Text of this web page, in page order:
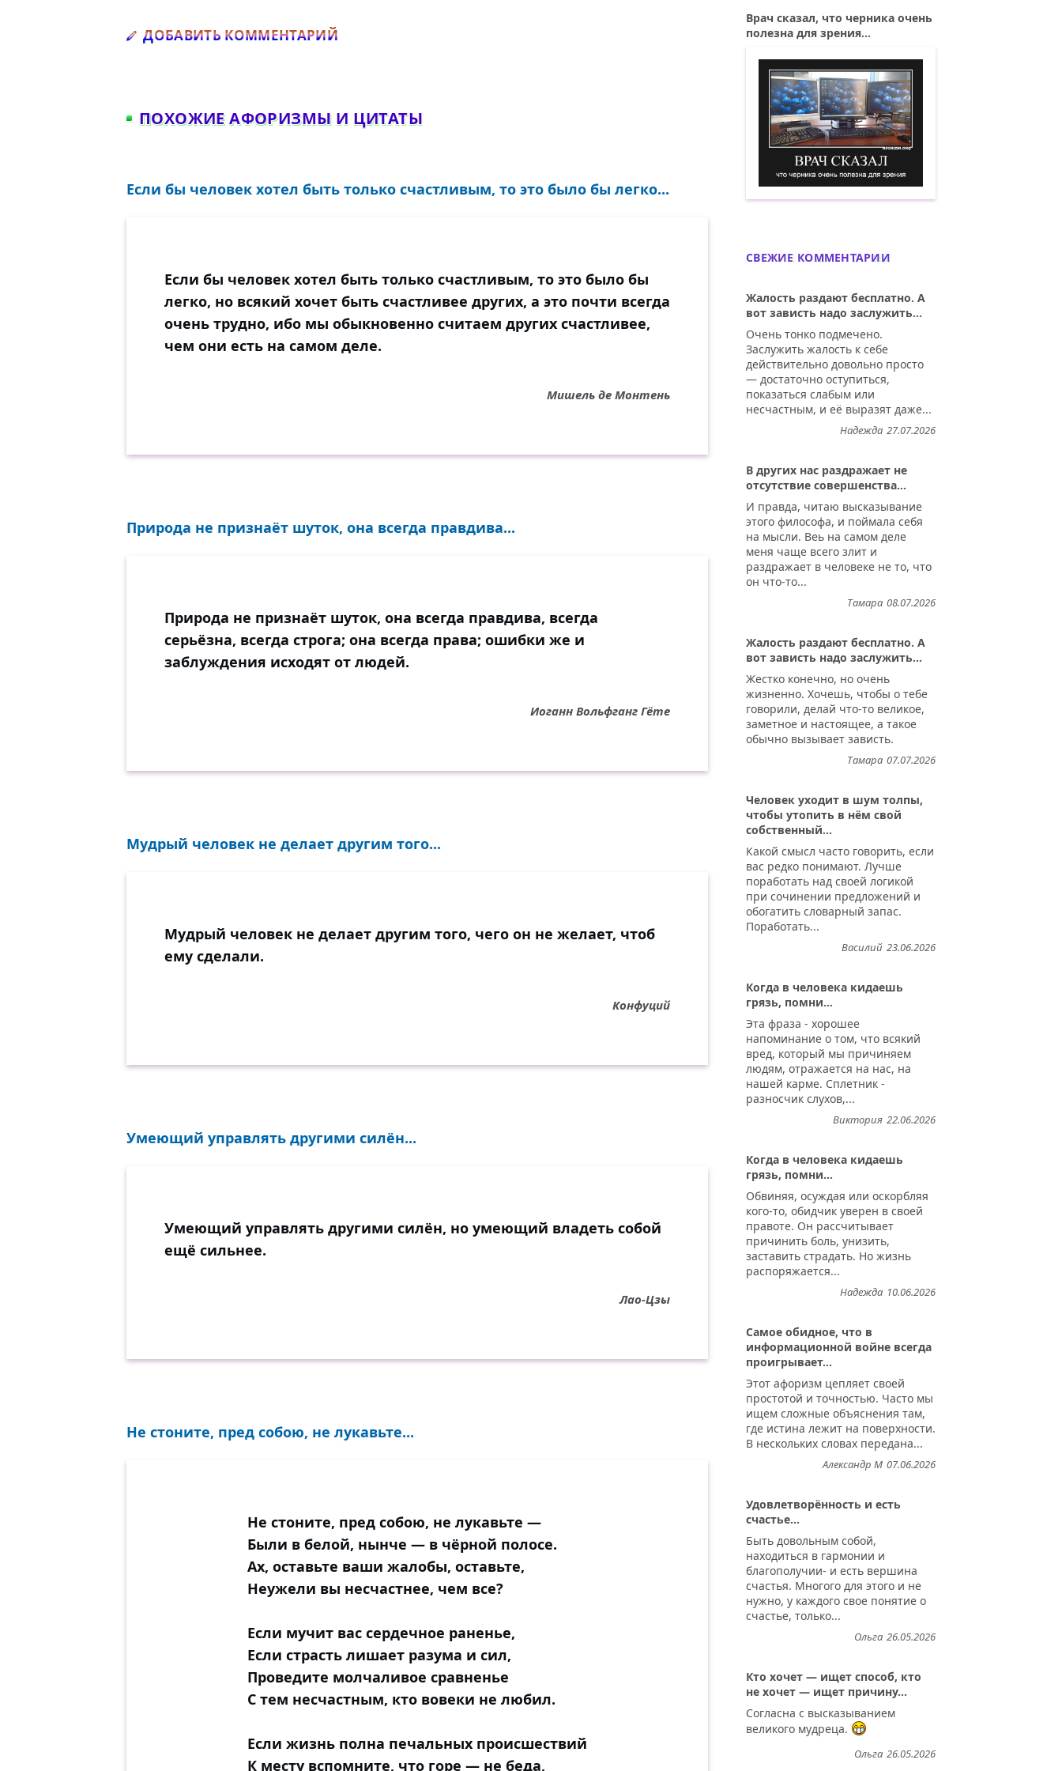
ДОБАВИТЬ КОММЕНТАРИЙ
ПОХОЖИЕ АФОРИЗМЫ И ЦИТАТЫ
Если бы человек хотел быть только счастливым, то это было бы легко...
Если бы человек хотел быть только счастливым, то это было бы
легко, но всякий хочет быть счастливее других, а это почти всегда
очень трудно, ибо мы обыкновенно считаем других счастливее,
чем они есть на самом деле.
Мишель де Монтень
Природа не признаёт шуток, она всегда правдива...
Природа не признаёт шуток, она всегда правдива, всегда
серьёзна, всегда строга; она всегда права; ошибки же и
заблуждения исходят от людей.
Иоганн Вольфганг Гёте
Мудрый человек не делает другим того...
Мудрый человек не делает другим того, чего он не желает, чтоб
ему сделали.
Конфуций
Умеющий управлять другими силён...
Умеющий управлять другими силён, но умеющий владеть собой
ещё сильнее.
Лао-Цзы
Не стоните, пред собою, не лукавьте...
Не стоните, пред собою, не лукавьте —
Были в белой, нынче — в чёрной полосе.
Ах, оставьте ваши жалобы, оставьте,
Неужели вы несчастнее, чем все?
Если мучит вас сердечное раненье,
Если страсть лишает разума и сил,
Проведите молчаливое сравненье
С тем несчастным, кто вовеки не любил.
Если жизнь полна печальных происшествий
К месту вспомните, что горе — не беда,
Врач сказал, что черника очень
полезна для зрения...
Врач сказал, что черника очень
СВЕЖИЕ КОММЕНТАРИИ
Жалость раздают бесплатно. А
вот зависть надо заслужить...
Очень тонко подмечено.
Заслужить жалость к себе
действительно довольно просто
— достаточно оступиться,
показаться слабым или
несчастным, и её выразят даже...
27.07.2026
Надежда
В других нас раздражает не
отсутствие совершенства...
И правда, читаю высказывание
этого философа, и поймала себя
на мысли. Веь на самом деле
меня чаще всего злит и
раздражает в человеке не то, что
он что-то...
08.07.2026
Тамара
Жалость раздают бесплатно. А
вот зависть надо заслужить...
Жестко конечно, но очень
жизненно. Хочешь, чтобы о тебе
говорили, делай что-то великое,
заметное и настоящее, а такое
обычно вызывает зависть.
07.07.2026
Тамара
Человек уходит в шум толпы,
чтобы утопить в нём свой
собственный...
Какой смысл часто говорить, если
вас редко понимают. Лучше
поработать над своей логикой
при сочинении предложений и
обогатить словарный запас.
Поработать...
23.06.2026
Василий
Когда в человека кидаешь
грязь, помни...
Эта фраза - хорошее
напоминание о том, что всякий
вред, который мы причиняем
людям, отражается на нас, на
нашей карме. Сплетник -
разносчик слухов,...
22.06.2026
Виктория
Когда в человека кидаешь
грязь, помни...
Обвиняя, осуждая или оскорбляя
кого-то, обидчик уверен в своей
правоте. Он рассчитывает
причинить боль, унизить,
заставить страдать. Но жизнь
распоряжается...
10.06.2026
Надежда
Самое обидное, что в
информационной войне всегда
проигрывает...
Этот афоризм цепляет своей
простотой и точностью. Часто мы
ищем сложные объяснения там,
где истина лежит на поверхности.
В нескольких словах передана...
07.06.2026
Александр М
Удовлетворённость и есть
счастье...
Быть довольным собой,
находиться в гармонии и
благополучии- и есть вершина
счастья. Многого для этого и не
нужно, у каждого свое понятие о
счастье, только...
26.05.2026
Ольга
Кто хочет — ищет способ, кто
не хочет — ищет причину...
Согласна с высказыванием
великого мудреца.
26.05.2026
Ольга